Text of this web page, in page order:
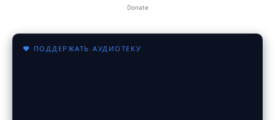
Donate
♥ ПОДДЕРЖАТЬ АУДИОТЕКУ